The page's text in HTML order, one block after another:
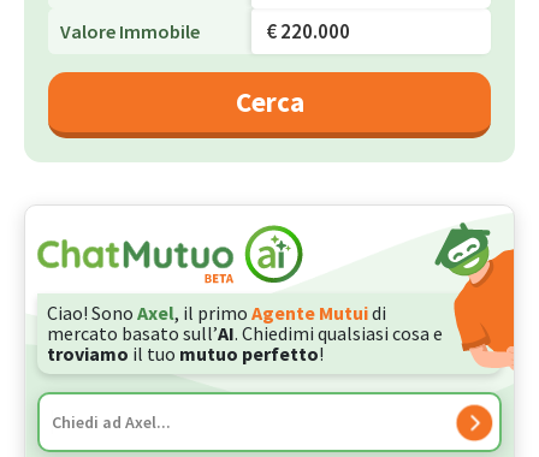
Valore Immobile
Cerca
Ciao! Sono Axel, il primo Agente Mutuidi
mercato basato sull’AI. Chiedimi qualsiasi cosa e
troviamo il tuo mutuo perfetto!